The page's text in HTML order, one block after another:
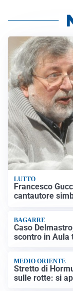
LUTTO
Francesco
cantautore
BAGARRE
Caso
scontro in Aula
MEDIO ORIENTE
Stretto di
sulle rotte: si